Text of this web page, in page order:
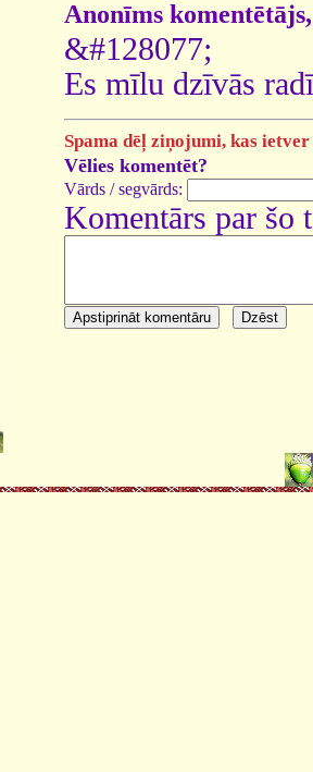
Anonīms komentētājs,
&#128077;
Es mīlu dzīvās
Spama dēļ ziņojumi, kas
Vēlies komentēt?
Vārds / segvārds:
Komentārs par šo